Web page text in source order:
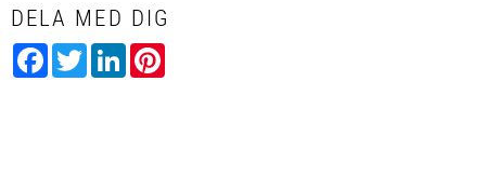
DELA MED DIG
Facebook
TwitterLinkedIn